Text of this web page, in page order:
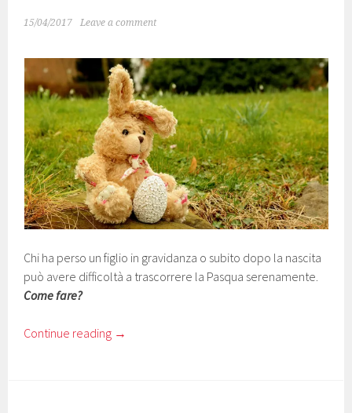
15/04/2017 Leave a comment
Chi ha perso un figlio in gravidanza o subito dopo la nascita
può avere difficoltà a trascorrere la Pasqua serenamente.
Come fare?
Continue reading →